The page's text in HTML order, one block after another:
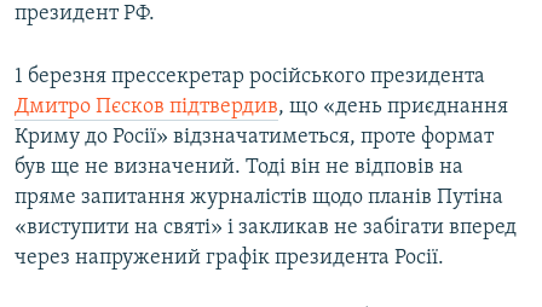
президент РФ.
1 березня прессекретар російського президента
Дмитро Пєсков підтвердив, що «день приєднання
Криму до Росії» відзначатиметься, проте формат
був ще не визначений. Тоді він не відповів на
пряме запитання журналістів щодо планів Путіна
«виступити на святі» і закликав не забігати вперед
через напружений графік президента Росії.